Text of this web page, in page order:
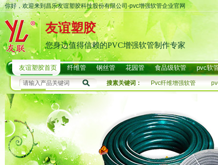
你好，欢迎来到昌乐友谊塑胶科技股份有限公司-pvc增强软管企业官网
友谊塑胶
您身边值得信赖的PVC增强软管制作专家
友谊塑胶首页 纤维管 钢丝管 花园管 食品级软管 pvc软
搜素关键词： Pvc纤维增强软管